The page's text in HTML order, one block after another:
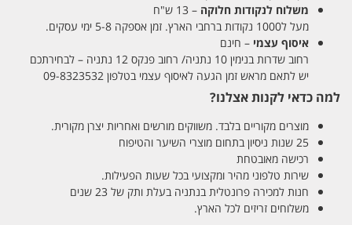
משלוח לנקודות חלוקה – 13 ש"ח
מעל ל1000 נקודות ברחבי הארץ. זמן אספקה 5-8 ימי עסקים.
איסוף עצמי – חינם
רחוב שדרות בנימין 10 נתניה/ רחוב פנקס 12 נתניה – לבחירתכם
יש לתאם מראש זמן הגעה לאיסוף עצמי בטלפון 09-8323532
למה כדאי לקנות אצלנו?
מוצרים מקוריים בלבד. משווקים מורשים ואחריות יצרן מקורית.
25 שנות ניסיון בתחום מוצרי השיער והטיפוח
רכישה מאובטחת
שירות טלפוני מהיר ומקצועי בכל שעות הפעילות.
חנות למכירה פרונטלית בנתניה בעלת ותק של 23 שנים
משלוחים זריזים לכל הארץ.